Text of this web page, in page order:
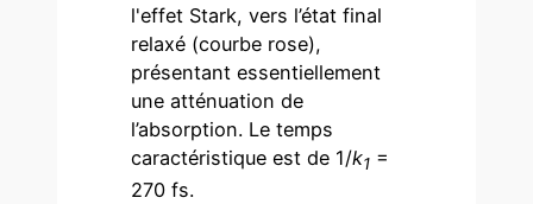
l'effet Stark, vers l’état final
relaxé (courbe rose),
présentant essentiellement
une atténuation de
l’absorption. Le temps
caractéristique est de 1/k1 =
270 fs.